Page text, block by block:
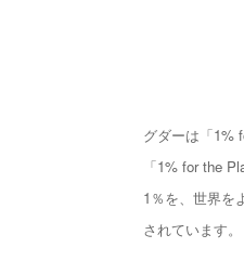
グダーは「1%
「1% for the
1％を、世界を
されています。